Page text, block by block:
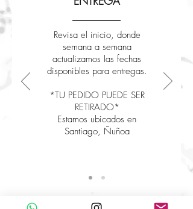
Revisa el inicio, donde
semana a semana
actualizamos las fechas
disponibles para entregas.
*TU PEDIDO PUEDE SER
RETIRADO*
Estamos ubicados en
Santiago, Ñuñoa